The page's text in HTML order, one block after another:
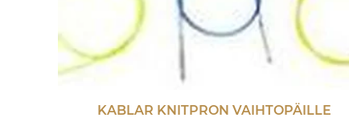
KABLAR KNITPRON VAIHTOPÄILLE